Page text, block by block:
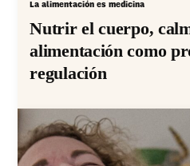
La alimentación es medicina
Nutrir el cuerpo,
alimentación como
regulación